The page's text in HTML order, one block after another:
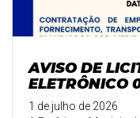
AVISO DE
ELETRÔNICO
1 de julho de 2026